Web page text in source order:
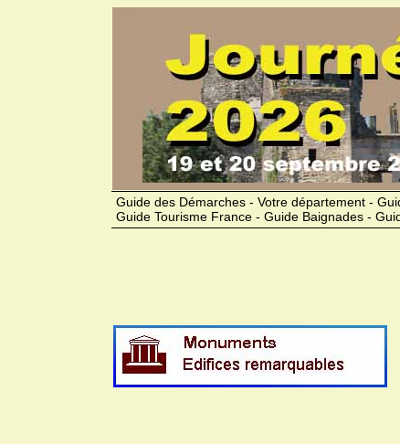
Guide des Démarches - Votre département -
Guide Tourisme France - Guide Baignades -